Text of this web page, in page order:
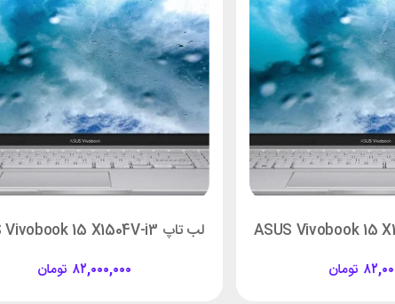
تومان
لب تاپ ASUS Vivobook 15 X1504V-i3
تومان ۸۲,۰۰۰,۰۰۰